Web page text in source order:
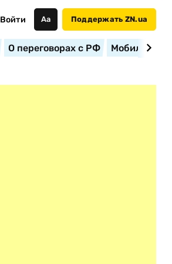
Войти Аа Поддержать ZN.ua
О переговорах с РФ